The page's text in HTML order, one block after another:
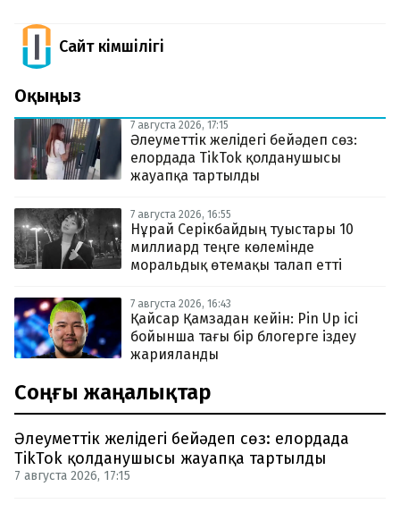
Сайт Әкімшілігі
Оқыңыз
7 августа 2026, 17:15
Әлеуметтік желідегі бейәдеп сөз:
елордада TikTok қолданушысы
жауапқа тартылды
7 августа 2026, 16:55
Нұрай Серікбайдың туыстары 10
миллиард теңге көлемінде
моральдық өтемақы талап етті
7 августа 2026, 16:43
Қайсар Қамзадан кейін: Pin Up ісі
бойынша тағы бір блогерге іздеу
жарияланды
Соңғы жаңалықтар
Әлеуметтік желідегі бейәдеп сөз: елордада
TikTok қолданушысы жауапқа тартылды
7 августа 2026, 17:15